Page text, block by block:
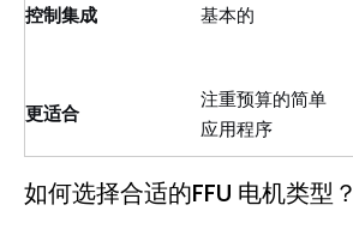
控制集成 基本的
更适合
注重预算的简单
应用程序
如何选择合适的FFU 电机类型？